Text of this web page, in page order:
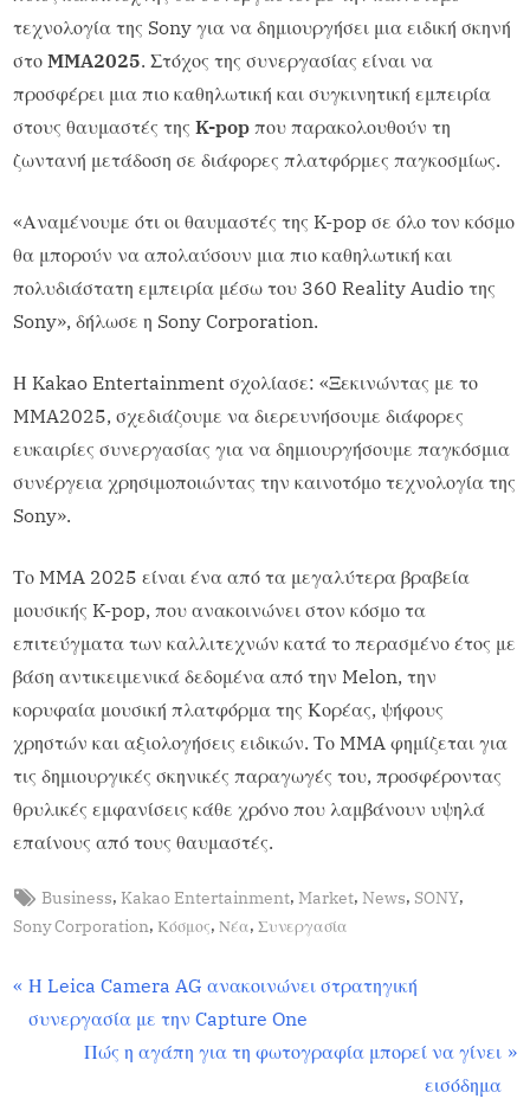
τεχνολογία της Sony για να δημιουργήσει μια ειδική σκηνή
στο MMA2025. Στόχος της συνεργασίας είναι να
προσφέρει μια πιο καθηλωτική και συγκινητική εμπειρία
στους θαυμαστές της K-pop που παρακολουθούν τη
ζωντανή μετάδοση σε διάφορες πλατφόρμες παγκοσμίως.
«Αναμένουμε ότι οι θαυμαστές της K-pop σε όλο τον κόσμο
θα μπορούν να απολαύσουν μια πιο καθηλωτική και
πολυδιάστατη εμπειρία μέσω του 360 Reality Audio της
Sony», δήλωσε η Sony Corporation.
Η Kakao Entertainment σχολίασε: «Ξεκινώντας με το
MMA2025, σχεδιάζουμε να διερευνήσουμε διάφορες
ευκαιρίες συνεργασίας για να δημιουργήσουμε παγκόσμια
συνέργεια χρησιμοποιώντας την καινοτόμο τεχνολογία της
Sony».
Το MMA 2025 είναι ένα από τα μεγαλύτερα βραβεία
μουσικής K-pop, που ανακοινώνει στον κόσμο τα
επιτεύγματα των καλλιτεχνών κατά το περασμένο έτος με
βάση αντικειμενικά δεδομένα από την Melon, την
κορυφαία μουσική πλατφόρμα της Κορέας, ψήφους
χρηστών και αξιολογήσεις ειδικών. Το MMA φημίζεται για
τις δημιουργικές σκηνικές παραγωγές του, προσφέροντας
θρυλικές εμφανίσεις κάθε χρόνο που λαμβάνουν υψηλά
επαίνους από τους θαυμαστές.
Featured
,
Business,Kakao Entertainment,Market,News, SONY,
Sony Corporation, Κόσμος, Νέα, Συνεργασία
Η Leica Camera AG ανακοινώνει στρατηγική
συνεργασία με την Capture One
Πώς η αγάπη για τη φωτογραφία μπορεί να γίνει
εισόδημα